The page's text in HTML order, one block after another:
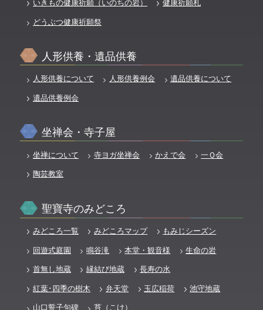
どうぶつ健康祈願祭
人形供養・遺品供養
人形供養について 人形供養例会
遺品供養について
遺品供養例会
坐禅会・寺子屋
坐禅について 寺ヨガ坐禅会 かえで会
一Ｑ会
陶芸教室
聖寶寺のみどころ
みどころ一覧 みどころマップ
もみじシーズン
回遊式庭園
鳴谷滝 本堂・観音様
生命の岩
首無し地蔵
縁結び地蔵
長寿の水
紅葉･四季の樹木
弁天堂 玉広稲荷
池守地蔵
山口誓子句碑
苔（こけ）